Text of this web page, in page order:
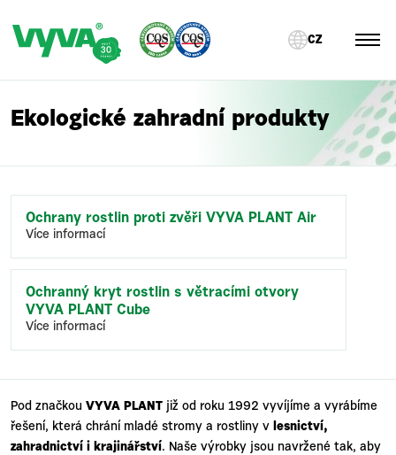
CZ
Ekologické zahradní produkty
Ochrany rostlin proti zvěři VYVA PLANT Air
Více informací
Ochranný kryt rostlin s větracími otvory
VYVA PLANT Cube
Více informací
Pod značkou VYVA PLANT již od roku 1992 vyvíjíme a vyrábíme
řešení, která chrání mladé stromy a rostliny v lesnictví,
zahradnictví i krajinářství. Naše výrobky jsou navržené tak, aby